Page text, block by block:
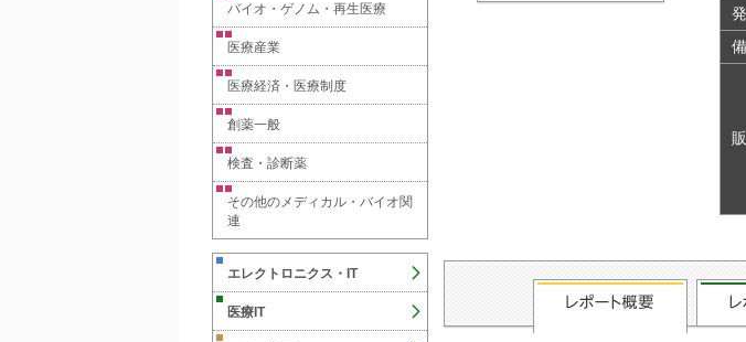
バイオ・ゲノム・再生医療
医療産業
医療経済・医療制度
創薬一般
検査・診断薬
その他のメディカル・バイオ関
連
エレクトロニクス・IT
医療IT